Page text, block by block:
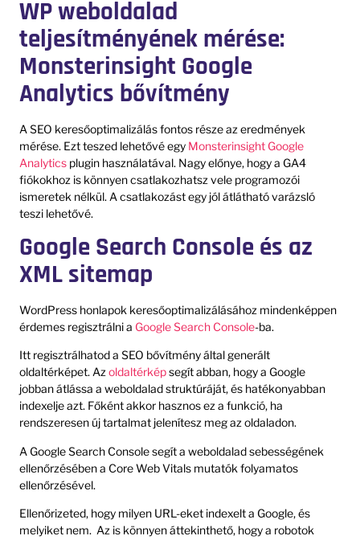
WP weboldalad
teljesítményének mérése:
Monsterinsight Google
Analytics bővítmény
A SEO keresőoptimalizálás fontos része az eredmények
mérése. Ezt teszed lehetővé egy Monsterinsight Google
Analytics plugin használatával. Nagy előnye, hogy a GA4
fiókokhoz is könnyen csatlakozhatsz vele programozói
ismeretek nélkül. A csatlakozást egy jól átlátható varázsló
teszi lehetővé.
Google Search Console és az
XML sitemap
WordPress honlapok keresőoptimalizálásához mindenképpen
érdemes regisztrálni a Google Search Console-ba.
Itt regisztrálhatod a SEO bővítmény által generált
oldaltérképet. Az oldaltérképsegít abban, hogy a Google
jobban átlássa a weboldalad struktúráját, és hatékonyabban
indexelje azt. Főként akkor hasznos ez a funkció, ha
rendszeresen új tartalmat jelenítesz meg az oldaladon.
A Google Search Console segít a weboldalad sebességének
ellenőrzésében a Core Web Vitals mutatók folyamatos
ellenőrzésével.
Ellenőrizeted, hogy milyen URL-eket indexelt a Google, és
melyiket nem. Az is könnyen áttekinthető, hogy a robotok